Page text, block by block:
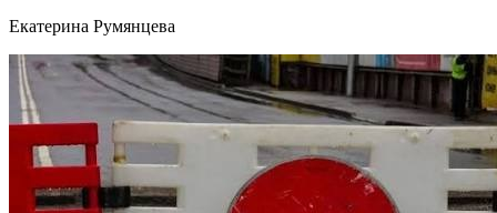
Екатерина Румянцева